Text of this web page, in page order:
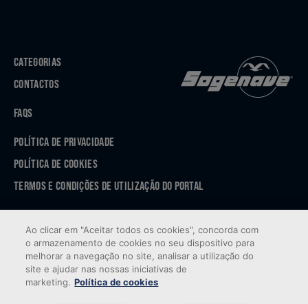
CATEGORIAS
CONTACTOS
FAQS
POLÍTICA DE PRIVACIDADE
POLÍTICA DE COOKIES
TERMOS E CONDIÇÕES DE UTILIZAÇÃO DO PORTAL
GOOGLE PLAY
Ao clicar em "Aceitar todos os cookies", concorda com
o armazenamento de cookies no seu dispositivo para
melhorar a navegação no site, analisar a utilização do
site e ajudar nas nossas iniciativas de
marketing. Política de cookies